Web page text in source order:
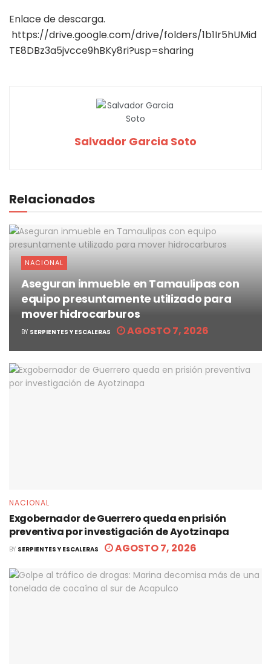
Enlace de descarga.
https://drive.google.com/drive/folders/1b1Ir5hUMid
TE8DBz3a5jvcce9hBKy8ri?usp=sharing
Salvador Garcia Soto
Relacionados
NACIONAL
Aseguran inmueble en Tamaulipas con
equipo presuntamente utilizado para
mover hidrocarburos
BY SERPIENTES Y ESCALERAS AGOSTO 7, 2026
NACIONAL
Exgobernador de Guerrero queda en prisión
preventiva por investigación de Ayotzinapa
BY SERPIENTES Y ESCALERAS AGOSTO 7, 2026